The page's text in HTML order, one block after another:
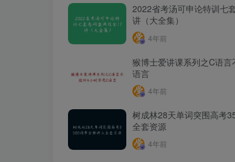
2022省考汤可申论特训七
讲（大全集）
4年前
猴博士爱讲课系列之C语
语言
4年前
树成林28天单词突围高考
全套资源
4年前